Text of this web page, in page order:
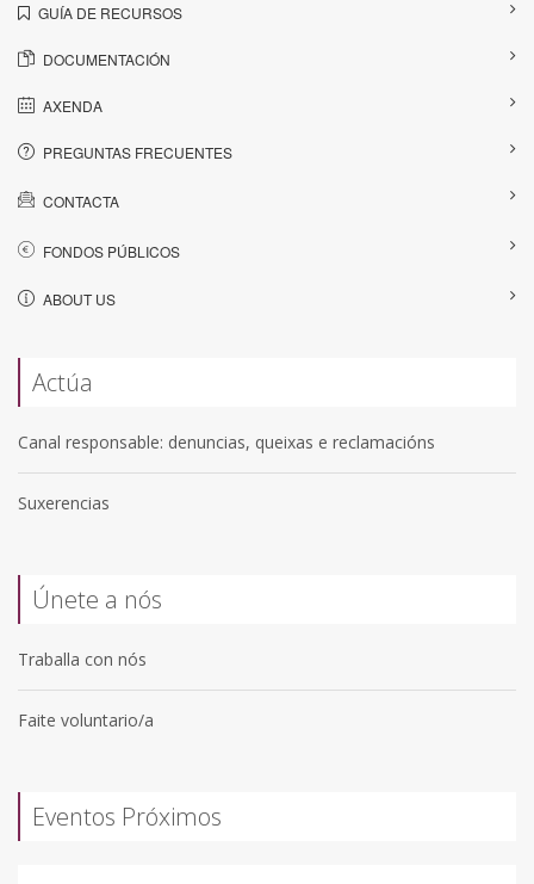
GUÍA DE RECURSOS
DOCUMENTACIÓN
AXENDA
PREGUNTAS FRECUENTES
CONTACTA
FONDOS PÚBLICOS
ABOUT US
Actúa
Canal responsable: denuncias, queixas e reclamacións
Suxerencias
Únete a nós
Traballa con nós
Faite voluntario/a
Eventos Próximos